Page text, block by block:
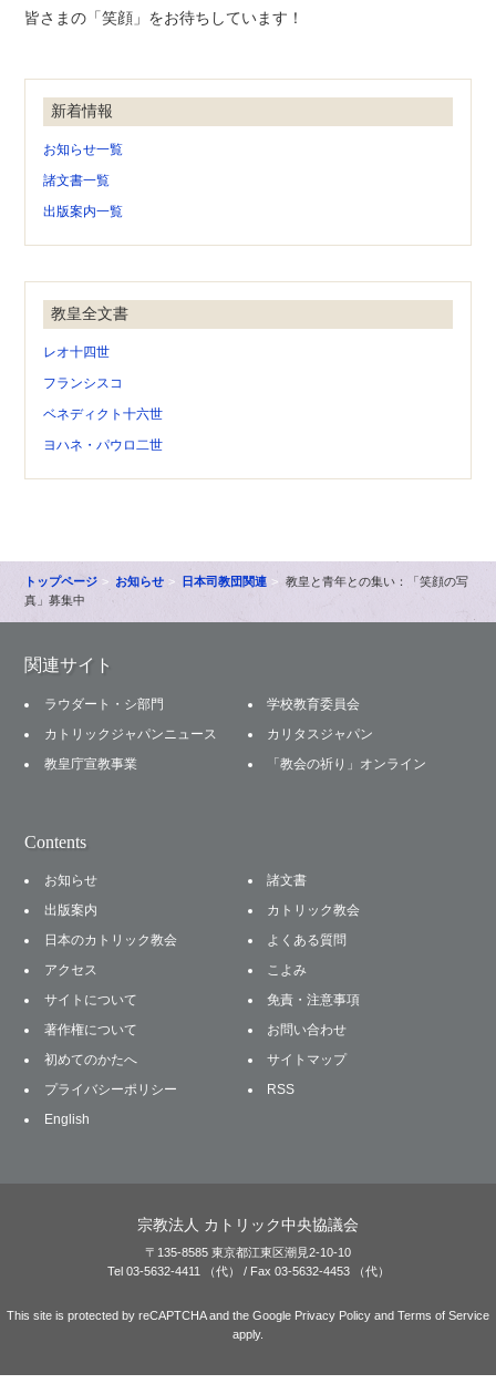
皆さまの「笑顔」をお待ちしています！
新着情報
お知らせ一覧
諸文書一覧
出版案内一覧
教皇全文書
レオ十四世
フランシスコ
ベネディクト十六世
ヨハネ・パウロ二世
トップページ お知らせ 日本司教団関連
教皇と青年との集い：「笑顔の写
真」募集中
関連サイト
ラウダート・シ部門
学校教育委員会
カトリックジャパンニュース
カリタスジャパン
教皇庁宣教事業
「教会の祈り」オンライン
Contents
お知らせ
諸文書
出版案内
カトリック教会
日本のカトリック教会
よくある質問
アクセス
こよみ
サイトについて
免責・注意事項
著作権について
お問い合わせ
初めてのかたへ
サイトマップ
プライバシーポリシー
RSS
English
宗教法人 カトリック中央協議会
〒135-8585 東京都江東区潮見2-10-10
Tel 03-5632-4411 （代） / Fax 03-5632-4453 （代）
This site is protected by reCAPTCHA and the Google Privacy Policy and Terms of Service
apply.